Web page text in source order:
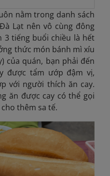
nằm trong danh sách
Lạt nên vô cùng đông
3 tiếng buổi chiều là hết
thức món bánh mì xíu
của quán, bạn phải đến
được tẩm ướp đậm vị,
với người thích ăn cay.
ăn được cay có thể gọi
thêm sa tế.